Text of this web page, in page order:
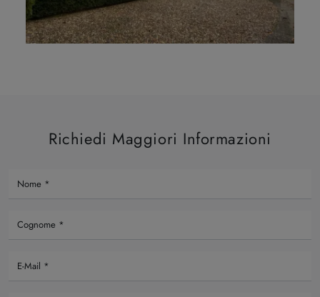
Richiedi Maggiori Informazioni